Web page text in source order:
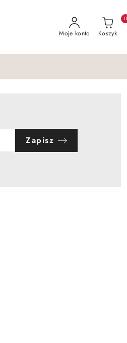
Moje konto Koszyk
0
Zapisz